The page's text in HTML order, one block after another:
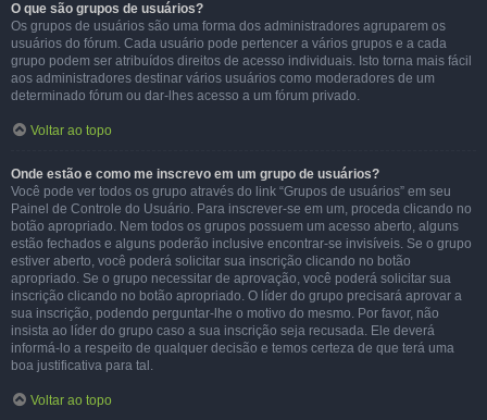
O que são grupos de usuários?
Os grupos de usuários são uma forma dos administradores agruparem os
usuários do fórum. Cada usuário pode pertencer a vários grupos e a cada
grupo podem ser atribuídos direitos de acesso individuais. Isto torna mais fácil
aos administradores destinar vários usuários como moderadores de um
determinado fórum ou dar-lhes acesso a um fórum privado.
Voltar ao topo
Onde estão e como me inscrevo em um grupo de usuários?
Você pode ver todos os grupo através do link “Grupos de usuários” em seu
Painel de Controle do Usuário. Para inscrever-se em um, proceda clicando no
botão apropriado. Nem todos os grupos possuem um acesso aberto, alguns
estão fechados e alguns poderão inclusive encontrar-se invisíveis. Se o grupo
estiver aberto, você poderá solicitar sua inscrição clicando no botão
apropriado. Se o grupo necessitar de aprovação, você poderá solicitar sua
inscrição clicando no botão apropriado. O líder do grupo precisará aprovar a
sua inscrição, podendo perguntar-lhe o motivo do mesmo. Por favor, não
insista ao líder do grupo caso a sua inscrição seja recusada. Ele deverá
informá-lo a respeito de qualquer decisão e temos certeza de que terá uma
boa justificativa para tal.
Voltar ao topo